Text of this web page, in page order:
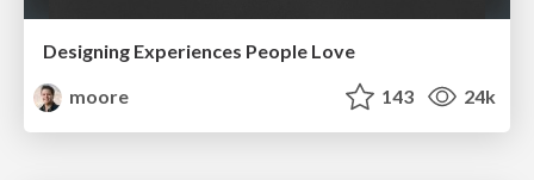
Designing Experiences People Love
moore
143 24k